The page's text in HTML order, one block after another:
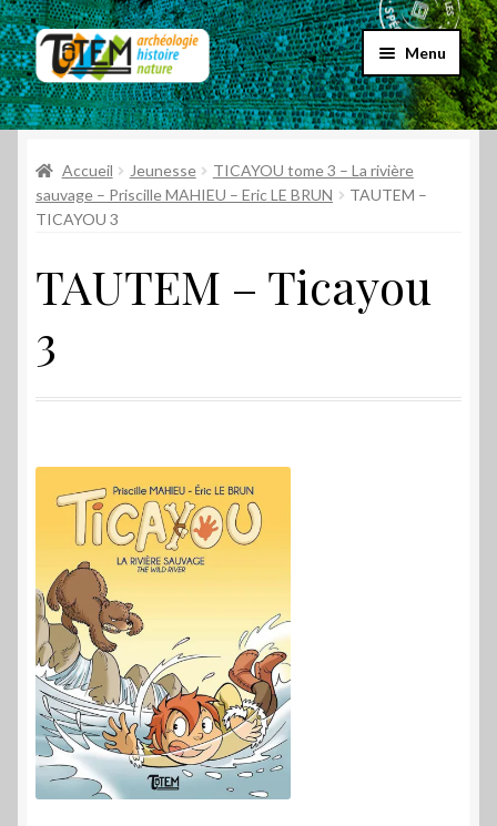
Aller
à
la
navigation
Aller
au
contenu
Menu
Accueil
Choix par genre
le
Choix par éditeur
menu
enfant
Promos
Qui sommes-nous ?
Accueil Jeunesse
TICAYOU tome 3 – La rivière
sauvage – Priscille MAHIEU – Eric LE BRUN
TAUTEM –
TICAYOU 3
TAUTEM – Ticayou
3